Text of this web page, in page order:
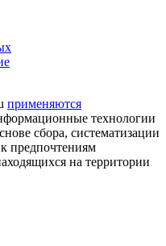
применяются
технологии
сбора, систематизации
предпочтениям
на территории